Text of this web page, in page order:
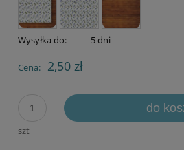
Wysyłka do: 5 dni
Cena: 2,50 zł
szt
do